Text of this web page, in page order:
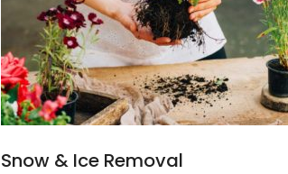
Snow & Ice Removal